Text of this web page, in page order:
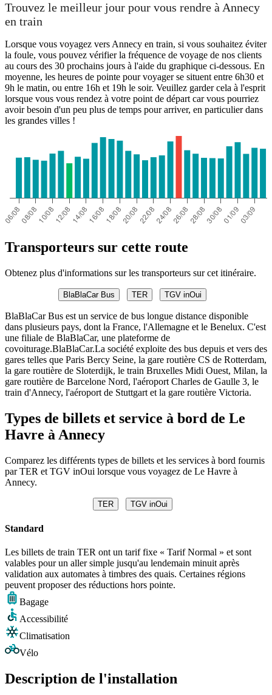
Trouvez le meilleur jour pour vous rendre à Annecy
en train
Lorsque vous voyagez vers Annecy en train, si vous souhaitez éviter
la foule, vous pouvez vérifier la fréquence de voyage de nos clients
au cours des 30 prochains jours à l'aide du graphique ci-dessous. En
moyenne, les heures de pointe pour voyager se situent entre 6h30 et
9h le matin, ou entre 16h et 19h le soir. Veuillez garder cela à l'esprit
lorsque vous vous rendez à votre point de départ car vous pourriez
avoir besoin d'un peu plus de temps pour arriver, en particulier dans
les grandes villes !
Transporteurs sur cette route
Obtenez plus d'informations sur les transporteurs sur cet itinéraire.
BlaBlaCar Bus TER TGV inOui
BlaBlaCar Bus est un service de bus longue distance disponible
dans plusieurs pays, dont la France, l'Allemagne et le Benelux. C'est
une filiale de BlaBlaCar, une plateforme de
covoiturage.BlaBlaCar.La société exploite des bus depuis et vers des
gares telles que Paris Bercy Seine, la gare routière CS de Rotterdam,
la gare routière de Sloterdijk, le train Bruxelles Midi Ouest, Milan, la
gare routière de Barcelone Nord, l'aéroport Charles de Gaulle 3, le
train d'Annecy, l'aéroport de Stuttgart et la gare routière Victoria.
Types de billets et service à bord de Le
Havre à Annecy
Comparez les différents types de billets et les services à bord fournis
par TER et TGV inOui lorsque vous voyagez de Le Havre à
Annecy.
TER TGV inOui
Standard
Les billets de train TER ont un tarif fixe « Tarif Normal » et sont
valables pour un aller simple jusqu'au lendemain minuit après
validation aux automates à timbres des quais. Certaines régions
peuvent proposer des réductions hors pointe.
Bagage
Accessibilité
Climatisation
Vélo
Description de l'installation